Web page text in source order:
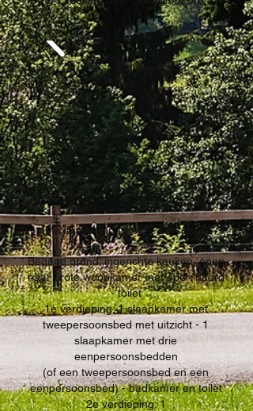
Maximale capaciteit: 7 personen
Begane grond: ingerichte keuken, open
naar grote woonkamer met open haard
- toilet
1e verdieping: 1 slaapkamer met
tweepersoonsbed met uitzicht - 1
slaapkamer met drie
eenpersoonsbedden
(of een tweepersoonsbed en een
eenpersoonsbed) - badkamer en toilet
2e verdieping: 1